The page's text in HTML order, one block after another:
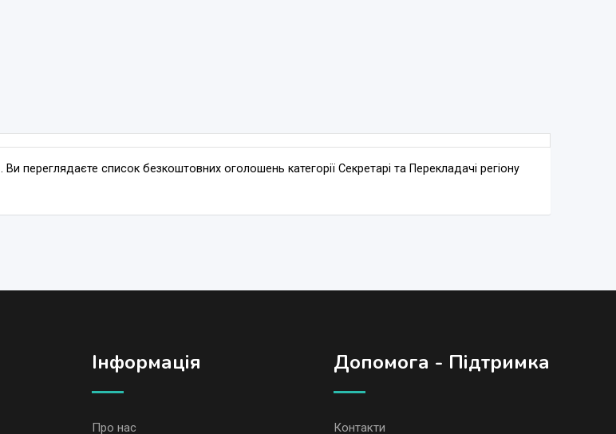
. Ви переглядаєте список безкоштовних оголошень категорії Секретарі та Перекладачі регіону
Iнформація
Про нас
Допомога - Підтримка
Контакти